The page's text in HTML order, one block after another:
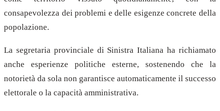
consapevolezza dei problemi e delle esigenze concrete della
popolazione.
La segretaria provinciale di Sinistra Italiana ha richiamato
anche esperienze politiche esterne, sostenendo che la
notorietà da sola non garantisce automaticamente il successo
elettorale o la capacità amministrativa.